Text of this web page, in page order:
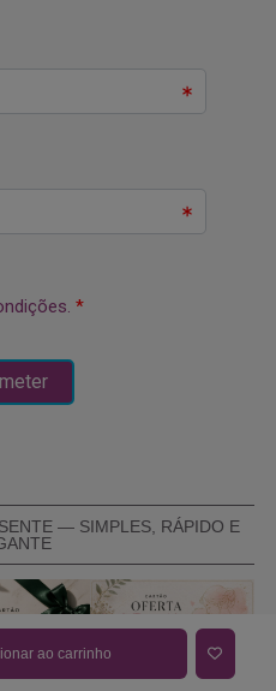
ao carrinho
— SIMPLES, RÁPIDO E